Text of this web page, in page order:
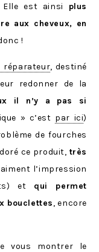
Elle est ainsi plus
aux cheveux, en
!
réparateur, destiné
redonner de la
il n’y a pas si
» c’est par ici)
de fourches
ce produit, très
l’impression
et qui permet
bouclettes, encore
vous montrer le